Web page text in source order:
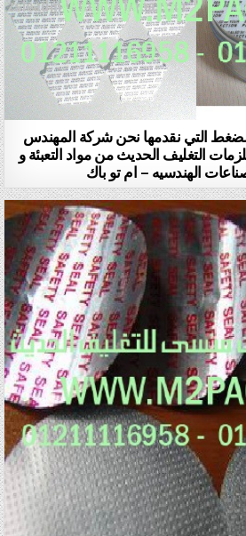
التي نقدمها نحن شركة المهندس
التغليف الحديث من مواد التعبئة و
الهندسيه – ام تو باك